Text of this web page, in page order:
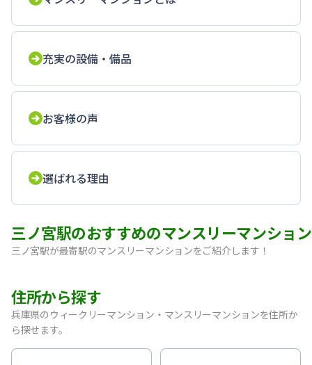
充実の設備・備品
お客様の声
選ばれる理由
三ノ宮駅のおすすめのマンスリーマンション
三ノ宮駅が最寄駅のマンスリーマンションをご紹介します！
【三宮・花時計前】SステイEL神戸三宮磯上通｜禁煙ルー
【神戸・三宮】Sステイ神戸三宮ジアコスモ｜禁煙ルーム
【神戸・三宮】Sステイ三宮ソレイユ｜Wi-Fi無料・禁煙・
【三宮・花時計前】Sステイ三宮駅前ルシール｜禁煙ルー
住所から探す
兵庫県のウィークリーマンション・マンスリーマンションを住所か
ら探せます。